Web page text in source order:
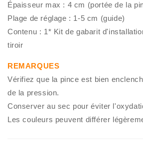
Épaisseur max : 4 cm (portée de la
Plage de réglage : 1-5 cm (guide)
Contenu : 1* Kit de gabarit
tiroir
REMARQUES
Vérifiez que la pince est bien
de la pression.
Conserver au sec pour éviter
Les couleurs peuvent différer